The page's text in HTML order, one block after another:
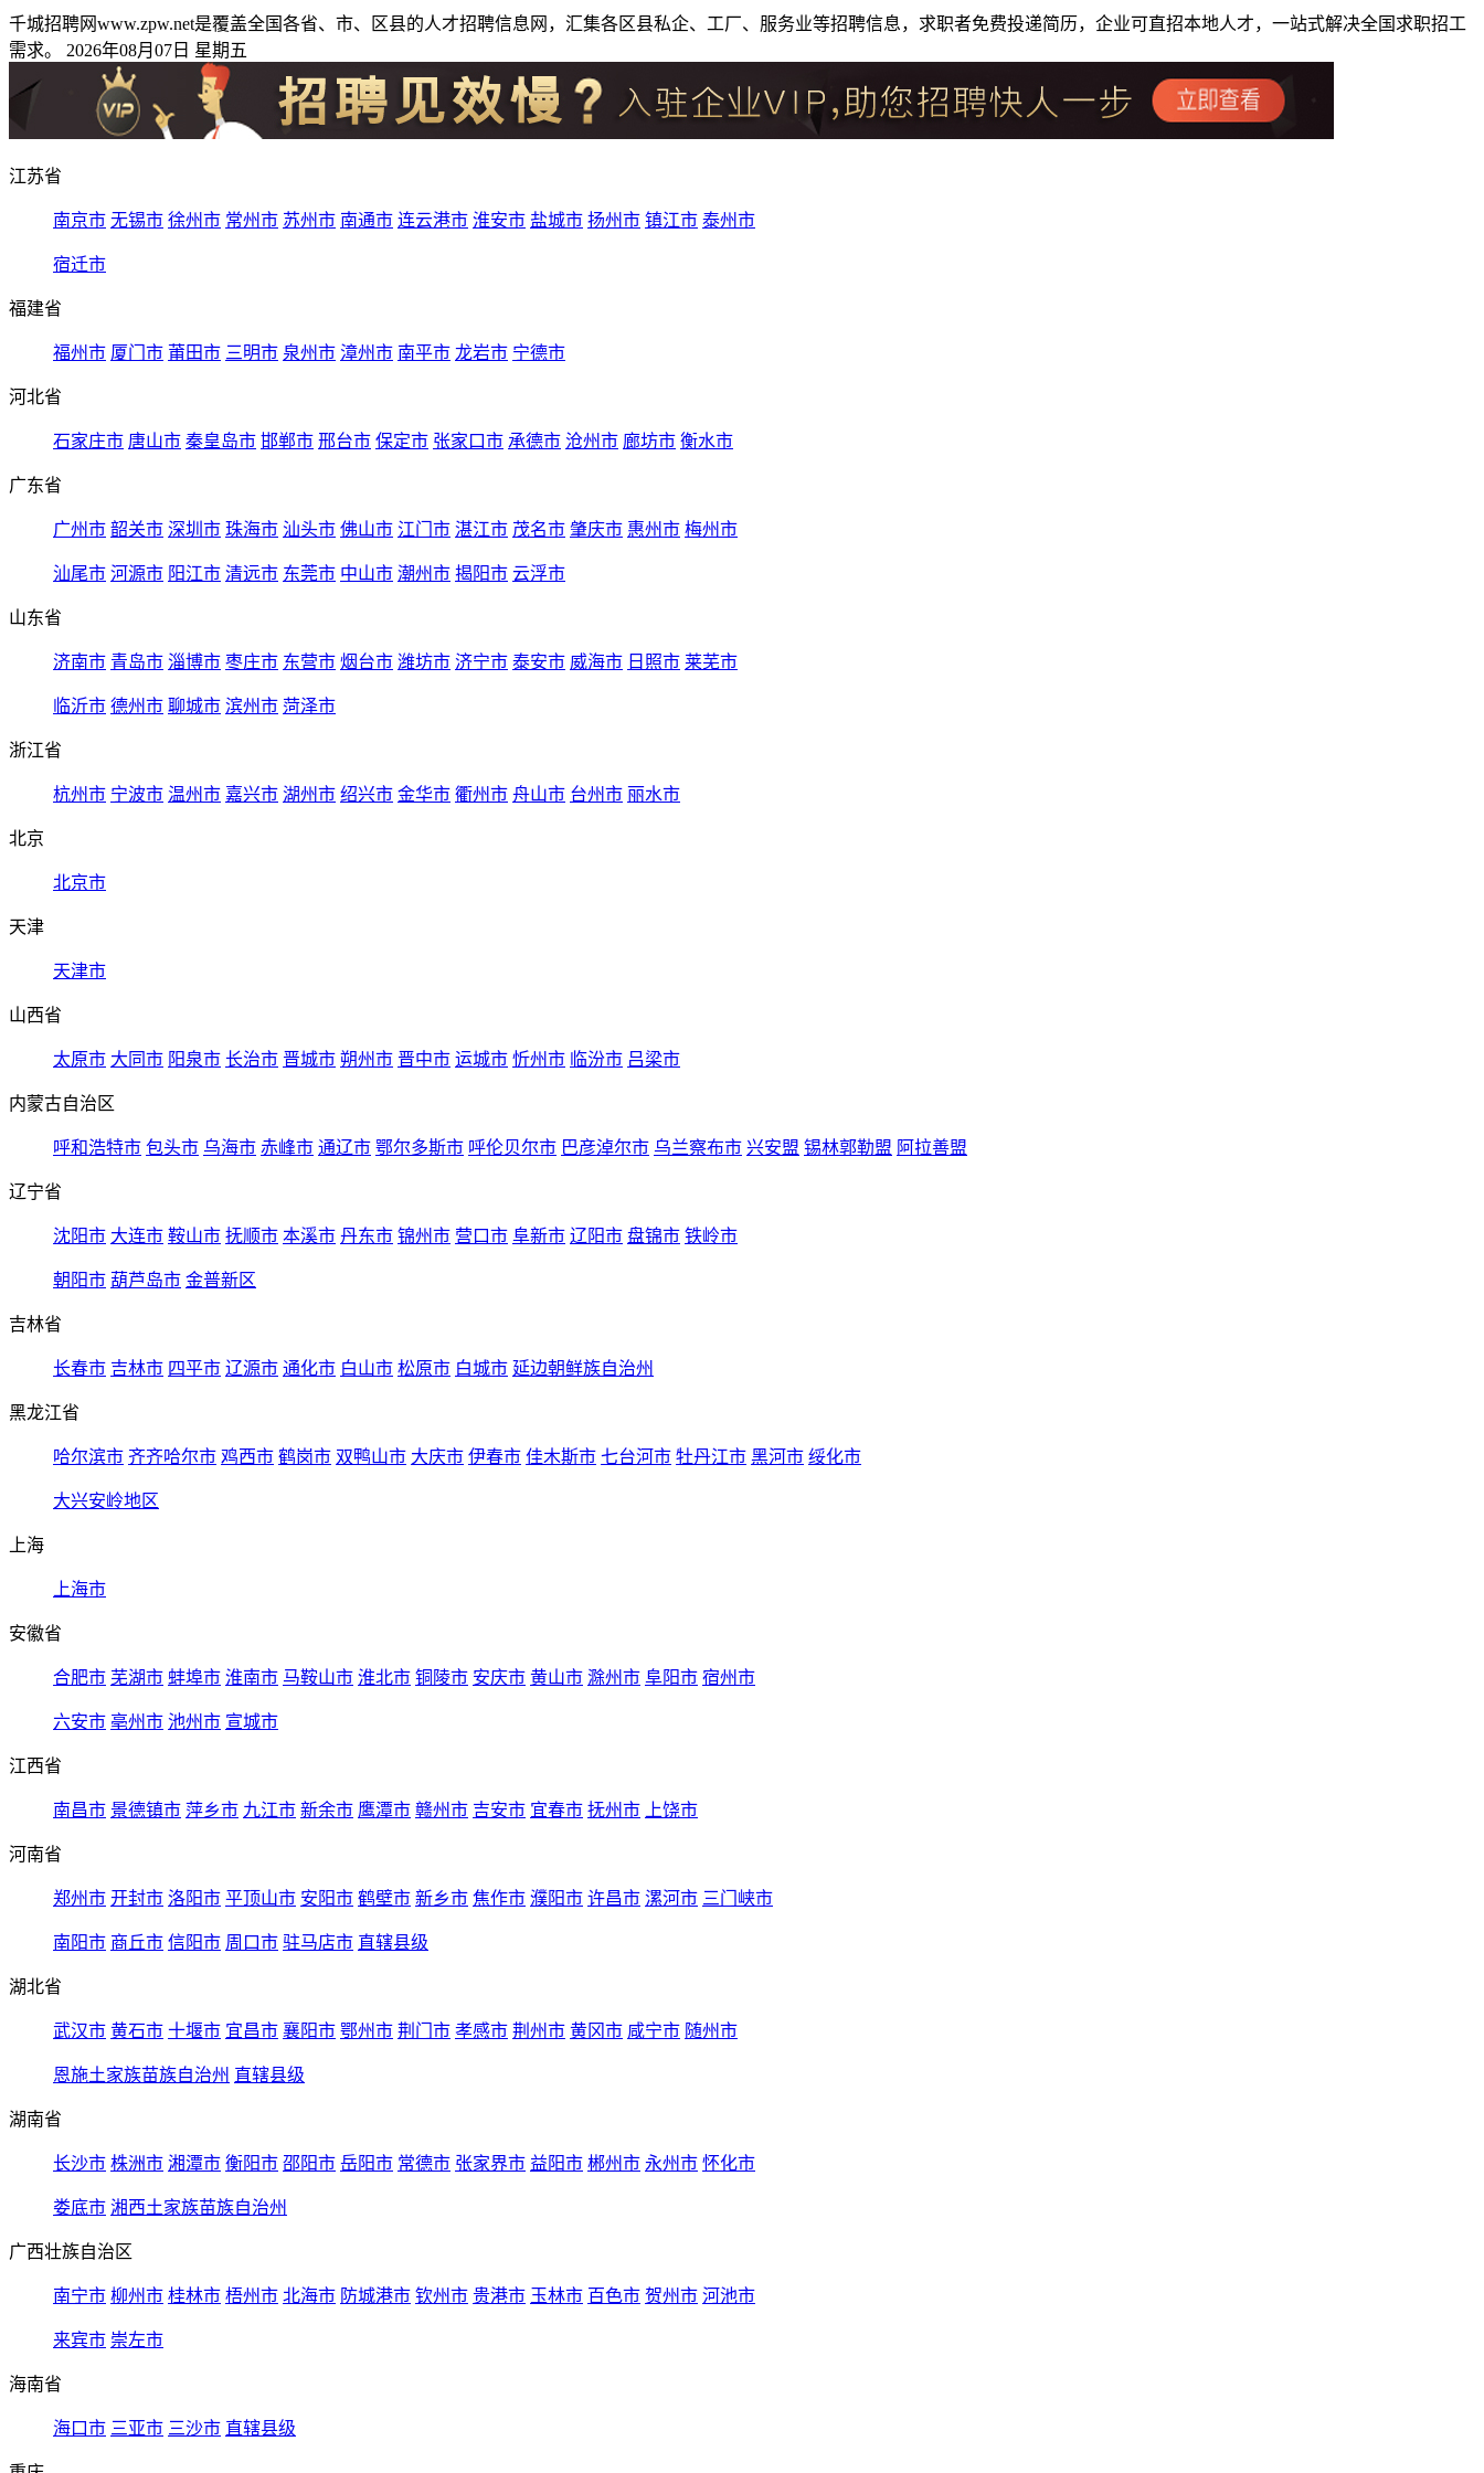
千城招聘网www.zpw.net是覆盖全国各省、市、区县的人才招聘信息网，汇集各区县私企、工厂、服务业等招聘信息，求职者免费投递简历，企业可直招本地人才，一站式解决全国求职招工
需求。 2026年08月07日 星期五
江苏省
南京市 无锡市 徐州市 常州市 苏州市 南通市 连云港市 淮安市 盐城市 扬州市 镇江市 泰州市
宿迁市
福建省
福州市 厦门市 莆田市 三明市 泉州市 漳州市 南平市 龙岩市 宁德市
河北省
石家庄市 唐山市 秦皇岛市 邯郸市 邢台市 保定市 张家口市 承德市 沧州市 廊坊市 衡水市
广东省
广州市 韶关市 深圳市 珠海市 汕头市 佛山市 江门市 湛江市 茂名市 肇庆市 惠州市 梅州市
汕尾市 河源市 阳江市 清远市 东莞市 中山市 潮州市 揭阳市 云浮市
山东省
济南市 青岛市 淄博市 枣庄市 东营市 烟台市 潍坊市 济宁市 泰安市 威海市 日照市 莱芜市
临沂市 德州市 聊城市 滨州市 菏泽市
浙江省
杭州市 宁波市 温州市 嘉兴市 湖州市 绍兴市 金华市 衢州市 舟山市 台州市 丽水市
北京
北京市
天津
天津市
山西省
太原市 大同市 阳泉市 长治市 晋城市 朔州市 晋中市 运城市 忻州市 临汾市 吕梁市
内蒙古自治区
呼和浩特市 包头市 乌海市 赤峰市 通辽市 鄂尔多斯市 呼伦贝尔市 巴彦淖尔市 乌兰察布市 兴安盟 锡林郭勒盟 阿拉善盟
辽宁省
沈阳市 大连市 鞍山市 抚顺市 本溪市 丹东市 锦州市 营口市 阜新市 辽阳市 盘锦市 铁岭市
朝阳市 葫芦岛市 金普新区
吉林省
长春市 吉林市 四平市 辽源市 通化市 白山市 松原市 白城市 延边朝鲜族自治州
黑龙江省
哈尔滨市 齐齐哈尔市 鸡西市 鹤岗市 双鸭山市 大庆市 伊春市 佳木斯市 七台河市 牡丹江市 黑河市 绥化市
大兴安岭地区
上海
上海市
安徽省
合肥市 芜湖市 蚌埠市 淮南市 马鞍山市 淮北市 铜陵市 安庆市 黄山市 滁州市 阜阳市 宿州市
六安市 亳州市 池州市 宣城市
江西省
南昌市 景德镇市 萍乡市 九江市 新余市 鹰潭市 赣州市 吉安市 宜春市 抚州市 上饶市
河南省
郑州市 开封市 洛阳市 平顶山市 安阳市 鹤壁市 新乡市 焦作市 濮阳市 许昌市 漯河市 三门峡市
南阳市 商丘市 信阳市 周口市 驻马店市 直辖县级
湖北省
武汉市 黄石市 十堰市 宜昌市 襄阳市 鄂州市 荆门市 孝感市 荆州市 黄冈市 咸宁市 随州市
恩施土家族苗族自治州 直辖县级
湖南省
长沙市 株洲市 湘潭市 衡阳市 邵阳市 岳阳市 常德市 张家界市 益阳市 郴州市 永州市 怀化市
娄底市 湘西土家族苗族自治州
广西壮族自治区
南宁市 柳州市 桂林市 梧州市 北海市 防城港市 钦州市 贵港市 玉林市 百色市 贺州市 河池市
来宾市 崇左市
海南省
海口市 三亚市 三沙市 直辖县级